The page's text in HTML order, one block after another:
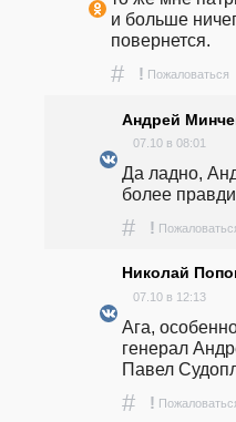
и больше
повернется.
# ! Пожаловаться
Андрей
07.10 в 08:01
Да ладно,
более
# !
Николай
07.10 в 12:13
Ага,
генерал
Павел
# !